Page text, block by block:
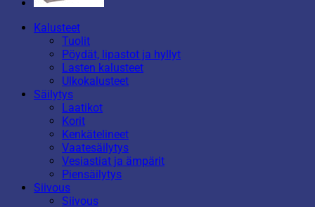
Kalusteet
Tuolit
Pöydät, lipastot ja hyllyt
Lasten kalusteet
Ulkokalusteet
Säilytys
Laatikot
Korit
Kenkätelineet
Vaatesäilytys
Vesiastiat ja ämpärit
Piensäilytys
Siivous
Siivous